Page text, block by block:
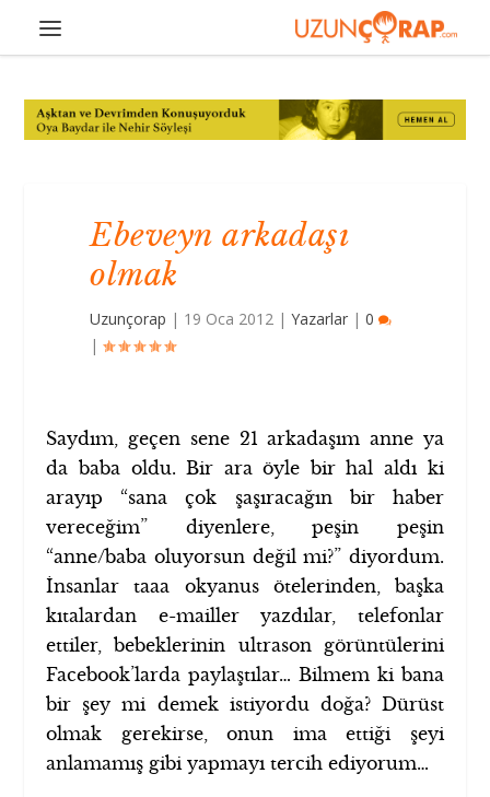
Ebeveyn arkadaşı
olmak
Uzunçorap | 19 Oca 2012 |Yazarlar |0
|
Saydım, geçen sene 21 arkadaşım anne ya
da baba oldu. Bir ara öyle bir hal aldı ki
arayıp “sana çok şaşıracağın bir haber
vereceğim” diyenlere, peşin peşin
“anne/baba oluyorsun değil mi?” diyordum.
İnsanlar taaa okyanus ötelerinden, başka
kıtalardan e-mailler yazdılar, telefonlar
ettiler, bebeklerinin ultrason görüntülerini
Facebook’larda paylaştılar… Bilmem ki bana
bir şey mi demek istiyordu doğa? Dürüst
olmak gerekirse, onun ima ettiği şeyi
anlamamış gibi yapmayı tercih ediyorum…